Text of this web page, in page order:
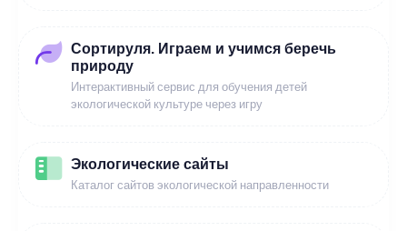
Сортируля. Играем и учимся беречь
природу
Интерактивный сервис для обучения детей
экологической культуре через игру
Экологические сайты
Каталог сайтов экологической направленности